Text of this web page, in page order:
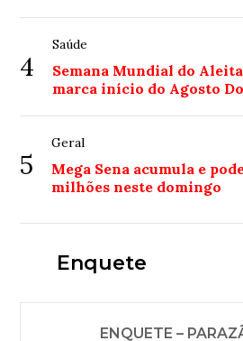
4
Saúde
Semana Mundial do
marca início do Agosto
5
Geral
Mega Sena acumula e
milhões neste domingo
Enquete
ENQUETE –